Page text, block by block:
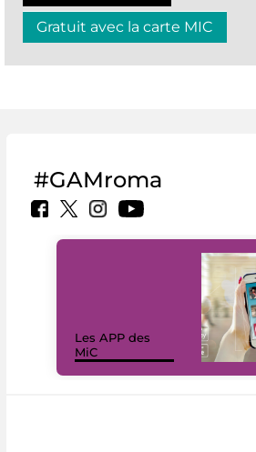
Gratuit avec la carte MIC
#GAMroma
Les APP des
MiC